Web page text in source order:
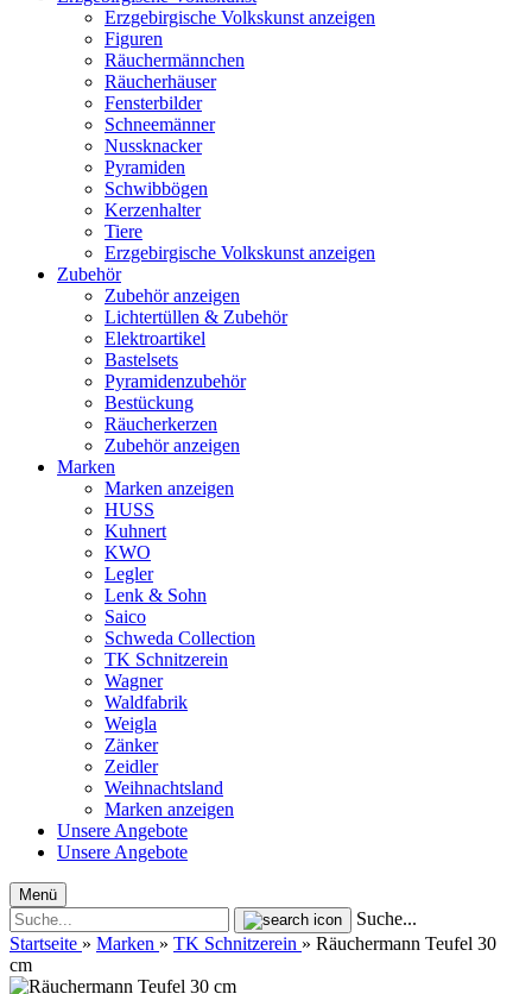
Erzgebirgische Volkskunst anzeigen
Figuren
Räuchermännchen
Räucherhäuser
Fensterbilder
Schneemänner
Nussknacker
Pyramiden
Schwibbögen
Kerzenhalter
Tiere
Erzgebirgische Volkskunst anzeigen
Zubehör
Zubehör anzeigen
Lichtertüllen & Zubehör
Elektroartikel
Bastelsets
Pyramidenzubehör
Bestückung
Räucherkerzen
Zubehör anzeigen
Marken
Marken anzeigen
HUSS
Kuhnert
KWO
Legler
Lenk & Sohn
Saico
Schweda Collection
TK Schnitzerein
Wagner
Waldfabrik
Weigla
Zänker
Zeidler
Weihnachtsland
Marken anzeigen
Unsere Angebote
Unsere Angebote
Menü
Suche...
Startseite » Marken » TK Schnitzerein » Räuchermann Teufel 30
cm